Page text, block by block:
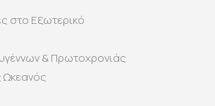
στο Εξωτερικό
& Πρωτοχρονιάς
Ωκεανός